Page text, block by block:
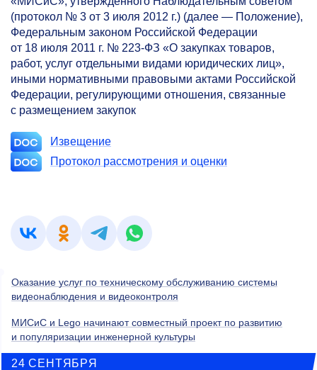
(протокол № 3 от 3 июля 2012 г.) (далее — Положение),
Федеральным законом Российской Федерации
от 18 июля 2011 г. № 223-ФЗ «О закупках товаров,
работ, услуг отдельными видами юридических лиц»,
иными нормативными правовыми актами Российской
Федерации, регулирующими отношения, связанные
с размещением закупок
Извещение
Протокол рассмотрения и оценки
Оказание услуг по техническому обслуживанию системы
видеонаблюдения и видеоконтроля
МИСиС и Lego начинают совместный проект по развитию
и популяризации инженерной культуры
24 СЕНТЯБРЯ